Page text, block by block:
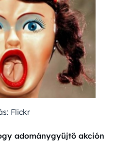
Flickr
adománygyűjtő akción